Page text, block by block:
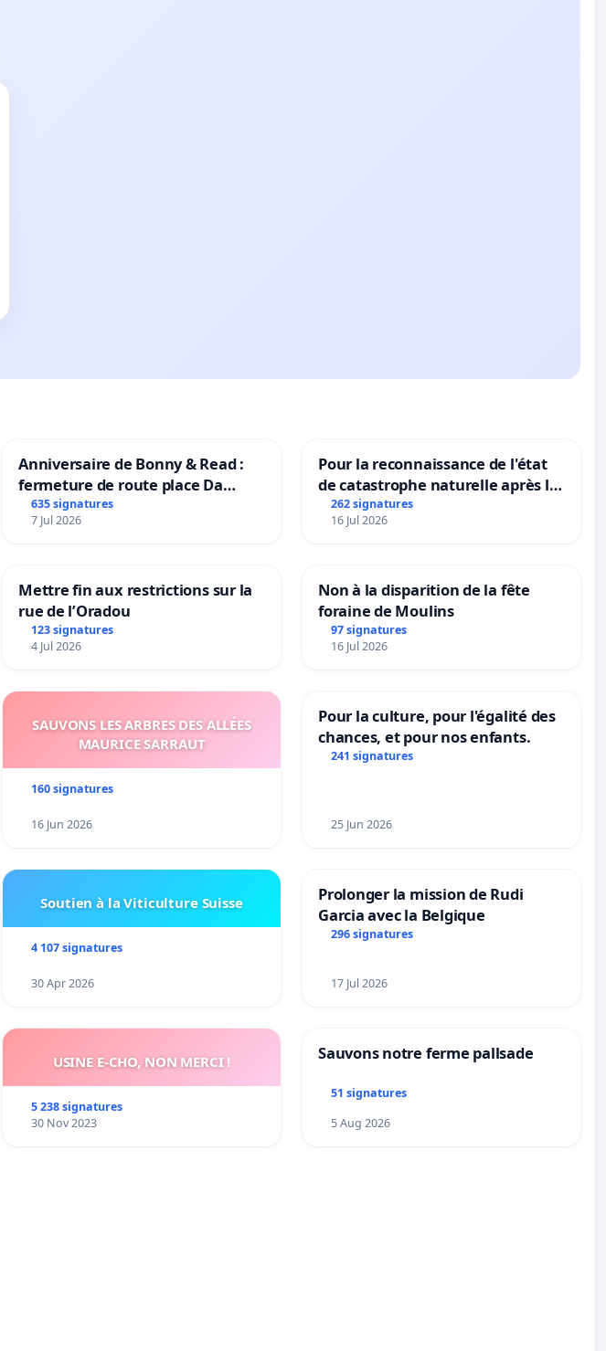
Anniversaire de Bonny & Read :
fermeture de route place Da
Maya M
635 signatures
7 Jul 2026
Pour la reconnaissance de l'état
de catastrophe naturelle après la
grêle du 15 juillet 2026 à Aubenas
et ses alentours
262 signatures
16 Jul 2026
Mettre fin aux restrictions sur la
rue de l’Oradou
123 signatures
4 Jul 2026
Non à la disparition de la fête
foraine de Moulins
97 signatures
16 Jul 2026
SAUVONS LES ARBRES DES ALLÉES
MAURICE SARRAUT
160 signatures
16 Jun 2026
Pour la culture, pour l'égalité des
chances, et pour nos enfants.
241 signatures
25 Jun 2026
Soutien à la Viticulture Suisse
4 107 signatures
30 Apr 2026
Prolonger la mission de Rudi
Garcia avec la Belgique
296 signatures
17 Jul 2026
USINE E-CHO, NON MERCI !
5 238 signatures
30 Nov 2023
Sauvons notre ferme pallsade
51 signatures
5 Aug 2026